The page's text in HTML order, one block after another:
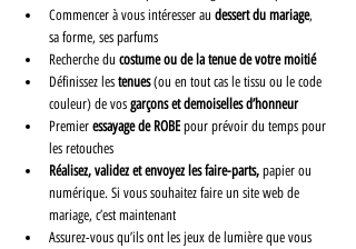
Commencer à vous intéresser au dessert du mariage,
sa forme, ses parfums
Recherche du costume ou de la tenue de votre moitié
Définissez les tenues (ou en tout cas le tissu ou le code
couleur) de vos garçons et demoiselles d’honneur
Premier essayage de ROBE pour prévoir du temps pour
les retouches
Réalisez, validez et envoyez les faire-parts, papier ou
numérique. Si vous souhaitez faire un site web de
mariage, c’est maintenant
Assurez-vous qu’ils ont les jeux de lumière que vous